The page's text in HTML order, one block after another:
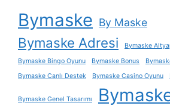
Bymaske By Maske
Bymaske Adresi Bymaske
Bymaske Bingo Oyunu
Bymaske Bonus
Bymaske Canlı Destek
Bymaske Casino Oyunu
Bymaske Genel Tasarımı